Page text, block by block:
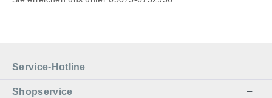
Service-Hotline
Shopservice